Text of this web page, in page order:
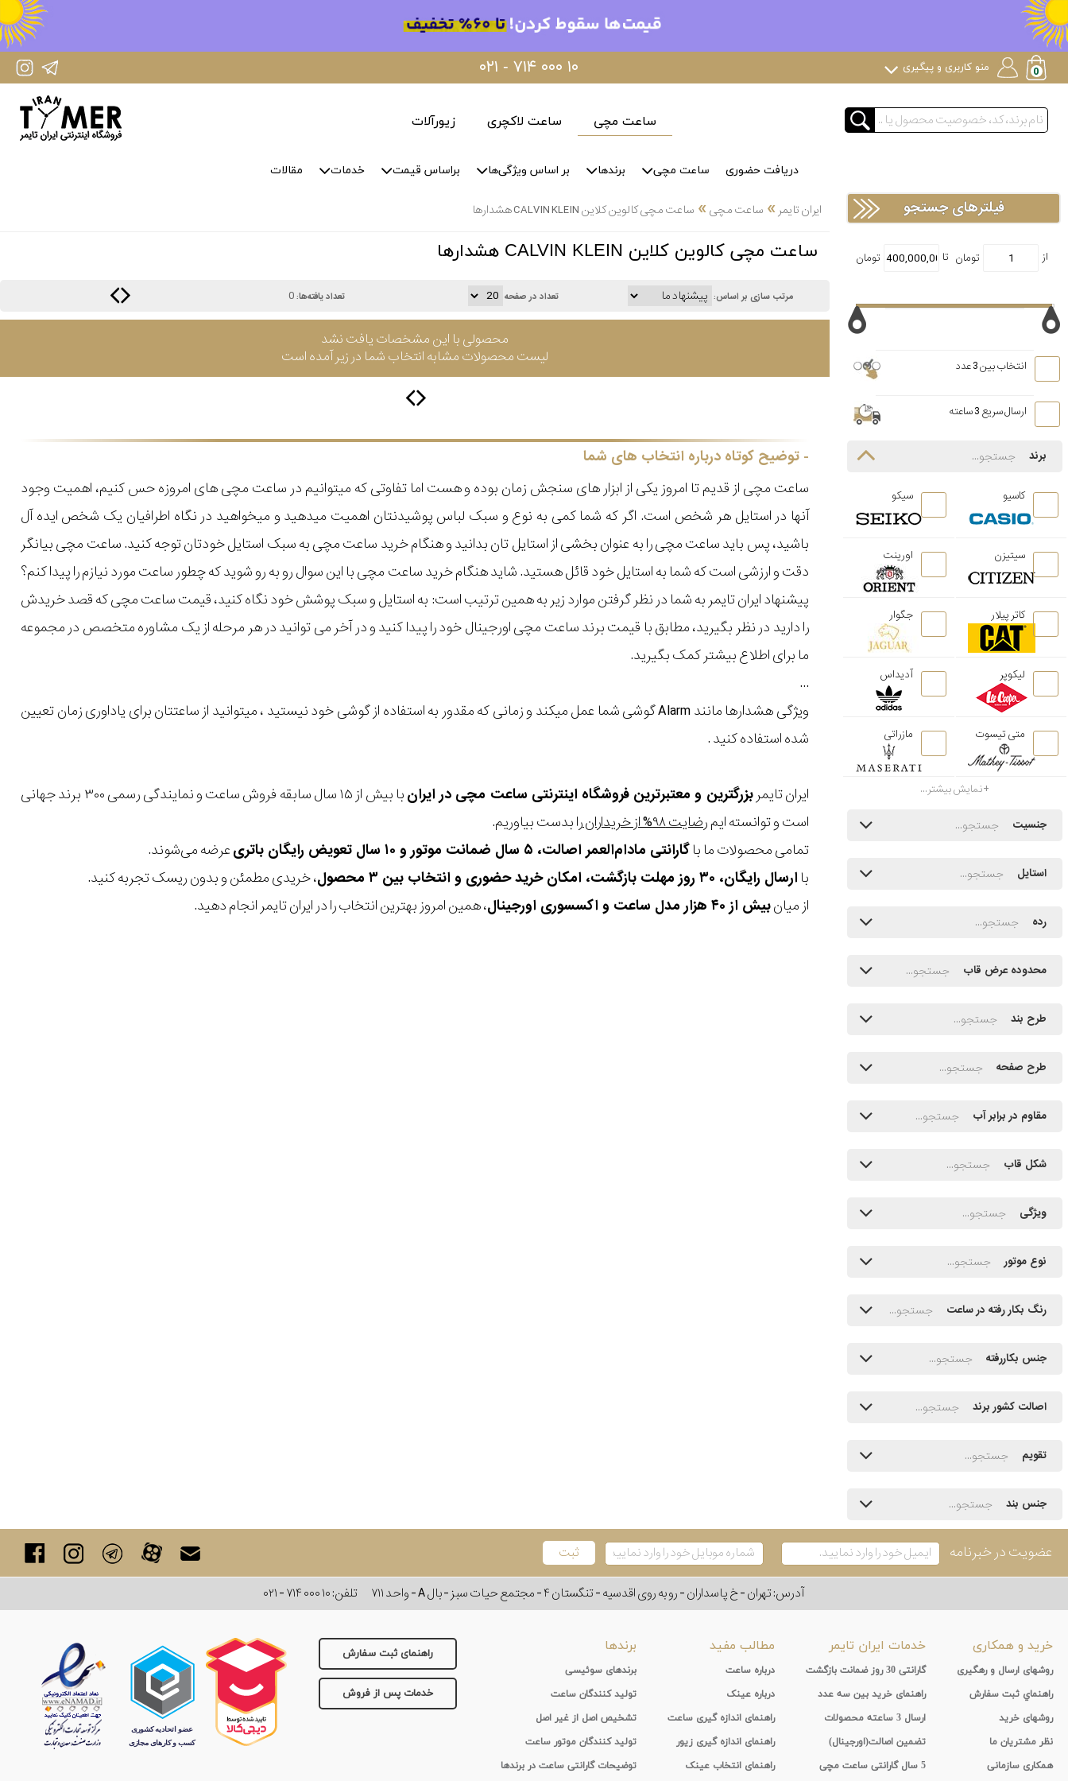
IranTimer Instagram Page ۰۲۱ - ۷۱۴ ۰۰۰ ۱۰ منو کاربری و پیگیری
ساعت مچی ساعت لاکچری زیورآلات
دریافت حضوری ساعت مچی برندها بر اساس ویژگی‌ها براساس قیمت خدمات مقالات
ایران تایمر » ساعت مچی» ساعت مچی کالوین کلاین CALVIN KLEIN هشدارها
ساعت مچی کالوین کلاین CALVIN KLEIN هشدارها
مرتب سازی بر اساس: تعداد در صفحه تعداد یافته‌ها:0
محصولی با این مشخصات یافت نشد
لیست محصولات مشابه انتخاب شما در زیر آمده است
توضیح کوتاه درباره انتخاب های شما
ساعت مچی از قدیم تا امروز یکی از ابزار های سنجش زمان بوده و هست اما تفاوتی که میتوانیم در ساعت مچی های امروزه حس کنیم، اهمیت وجود
آنها در استایل هر شخص است. اگر که شما کمی به نوع و سبک لباس پوشیدنتان اهمیت میدهید و میخواهید در نگاه اطرافیان یک شخص ایده آل
باشید، پس باید ساعت مچی را به عنوان بخشی از استایل تان بدانید و هنگام خرید ساعت مچی به سبک استایل خودتان توجه کنید. ساعت مچی بیانگر
دقت و ارزشی است که شما به استایل خود قائل هستید. شاید هنگام خرید ساعت مچی با این سوال رو به رو شوید که چطور ساعت مورد نیازم را پیدا کنم؟
پیشنهاد ایران تایمر به شما در نظر گرفتن موارد زیر به همین ترتیب است: به استایل و سبک پوشش خود نگاه کنید، قیمت ساعت مچی که قصد خریدش
را دارید در نظر بگیرید، مطابق با قیمت برند ساعت مچی اورجینال خود را پیدا کنید و در آخر می توانید در هر مرحله از یک مشاوره متخصص در مجموعه
ما برای اطلاع بیشتر کمک بگیرید.
...
ویژگی هشدارها مانند Alarm گوشی شما عمل میکند و زمانی که مقدور به استفاده از گوشی خود نیستید ، میتوانید از ساعتتان برای یاداوری زمان تعیین
شده استفاده کنید .
ایران تایمربزرگترین و معتبرترین فروشگاه اینترنتی ساعت مچی در ایران
با بیش از ۱۵ سال سابقه فروش ساعت و نمایندگی رسمی ۳۰۰ برند جهانی
است و توانسته ایمرضایت ۹۸% از خریداران
را بدست بیاوریم.
تمامی محصولات ما باگارانتی مادام‌العمر اصالت، ۵ سال ضمانت موتور و ۱۰ سال تعویض رایگان باتری
عرضه می‌شوند.
باارسال رایگان، ۳۰ روز مهلت بازگشت، امکان خرید حضوری و انتخاب بین ۳ محصول
، خریدی مطمئن و بدون ریسک تجربه کنید.
از میانبیش از ۴۰ هزار مدل ساعت و اکسسوری اورجینال ، همین امروز بهترین انتخاب را در ایران تایمر انجام دهید.
فیلترهای جستجو
انتخاب بین 3 عدد
ارسال سریع 3 ساعته
برند
کاسیو سیکو
سیتیزن اورینت
کاتر پیلار جگوار
لیکوپر آدیداس
متی تیسوت مازراتی
نمایش بیشتر...
جنسیت
استایل
رده
محدوده عرض قاب
طرح بند
طرح صفحه
مقاوم در برابر آب
شکل قاب
ویژگی
نوع موتور
رنگ بکار رفته در ساعت
جنس بکاررفته
اصالت کشور برند
تقویم
جنس بند
عضویت در خبرنامه
آدرس: تهران - خ پاسداران - رو به روی اقدسیه - تنگستان ۴ - مجتمع حیات سبز - بال A - واحد ۷۱۱ تلفن:۰۲۱ - ۷۱۴ ۰۰۰ ۱۰
راهنمای ثبت سفارش
خدمات پس از فروش
خرید و همکاری
روشهای ارسال و رهگیری
راهنماي ثبت سفارش
روشهای خرید
نظر مشتریان ما
همکاری سازمانی
خدمات ایران تایمر
گارانتی 30 روز ضمانت بازگشت
راهنمای خرید بین سه عدد
ارسال 3 ساعته محصولات
تضمین اصالت(اورجینال)
5 سال گارانتی ساعت مچی
مطالب مفید
درباره ساعت
درباره عینک
راهنمای اندازه گیری ساعت
راهنمای اندازه گیری زیور
راهنمای انتخاب عینک
برندها
برندهای سوئیسی
تولید کنندگان ساعت
تشخیص اصل از غیر اصل
تولید کنندگان موتور ساعت
توضیحات گارانتی ساعت در برندها